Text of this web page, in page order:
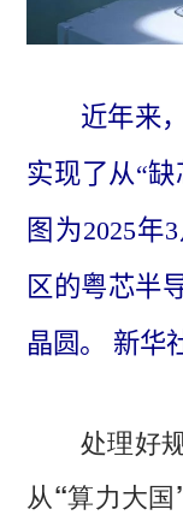
近年来，
实现了从“缺
图为2025年
区的粤芯半
晶圆。 新华
处理好
从“算力大国